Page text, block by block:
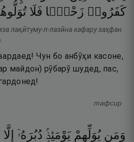
كَفَرُوا۟ زَحْفًۭا فَلَا
лақӣтуму-л-лазӣна кафару заҳфан
Чун бо анбӯҳи касоне,
майдон) рӯбарӯ шудед, пас,
тафсир
وَمَن يُوَلِّهِمْ يَوْمَئِذٍۢ دُبُرَهُۥٓ إِلَّا